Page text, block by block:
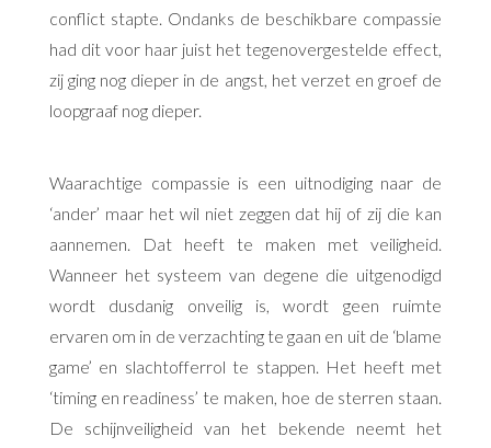
conflict stapte. Ondanks de beschikbare compassie
had dit voor haar juist het tegenovergestelde effect,
zij ging nog dieper in de angst, het verzet en groef de
loopgraaf nog dieper.
Waarachtige compassie is een uitnodiging naar de
‘ander’ maar het wil niet zeggen dat hij of zij die kan
aannemen. Dat heeft te maken met veiligheid.
Wanneer het systeem van degene die uitgenodigd
wordt dusdanig onveilig is, wordt geen ruimte
ervaren om in de verzachting te gaan en uit de ‘blame
game’ en slachtofferrol te stappen. Het heeft met
‘timing en readiness’ te maken, hoe de sterren staan.
De schijnveiligheid van het bekende neemt het